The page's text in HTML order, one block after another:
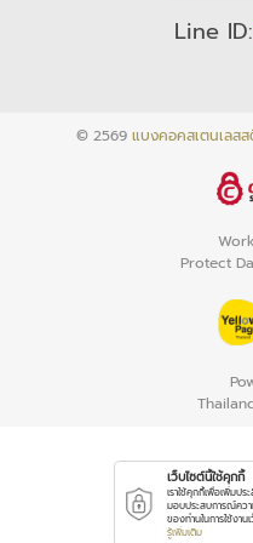
Line ID:
© 2569 แบงคอคสเตนเลส
Protect
เว็บไซต์นี้ใช้คุกกี้
เราใช้คุกกี้เพื่อเพิ่มปร
มอบประสบการณ์คว
ของท่านในการใช้งาน
รู้เพิ่มเติม